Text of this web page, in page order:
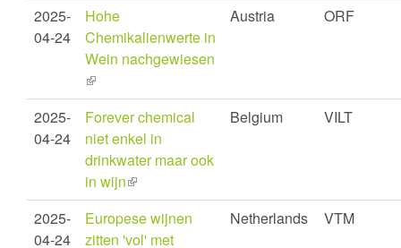
2025-
04-24
Hohe
Chemikalienwerte in
Wein nachgewiesen
(link
is
external)
Austria ORF
2025-
04-24
Forever chemical
niet enkel in
drinkwater maar ook
in wijn(link
is
external)
Belgium VILT
2025-
04-24
Europese wijnen
zitten 'vol' met
Netherlands VTM